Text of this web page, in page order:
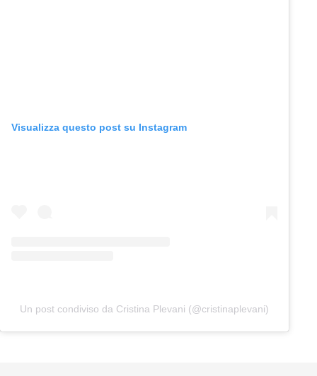
Visualizza questo post su Instagram
Un post condiviso da Cristina Plevani (@cristinaplevani)